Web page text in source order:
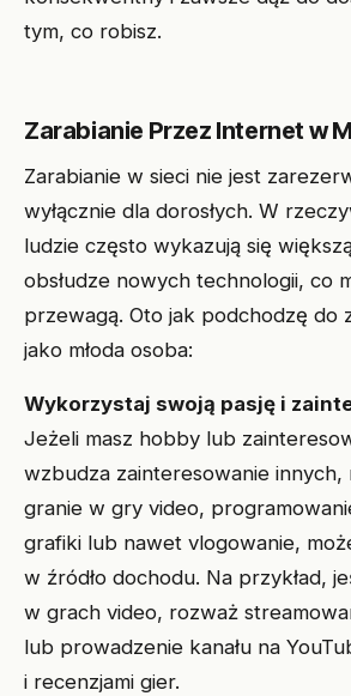
tym, co robisz.
Zarabianie Przez Internet w
Zarabianie w sieci nie jest
wyłącznie dla dorosłych. W
ludzie często wykazują się
obsłudze nowych technologii, co
przewagą. Oto jak podchodzę do
jako młoda osoba:
Wykorzystaj swoją pasję i
Jeżeli masz hobby lub
wzbudza zainteresowanie innych,
granie w gry video,
grafiki lub nawet vlogowanie,
w źródło dochodu. Na przykład,
w grach video, rozważ
lub prowadzenie kanału na
i recenzjami gier.